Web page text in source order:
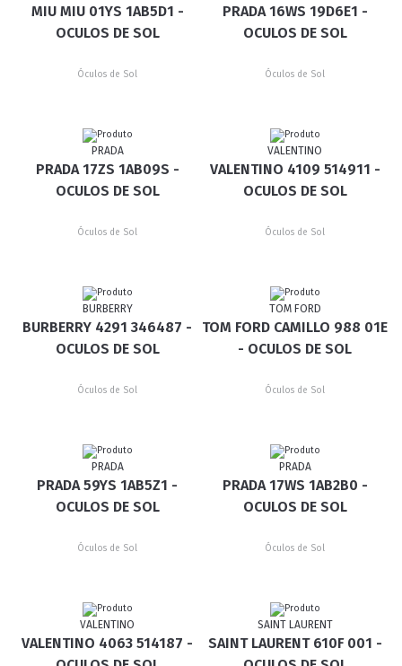
MIU MIU 01YS 1AB5D1 -
OCULOS DE SOL
Óculos de Sol
PRADA 16WS 19D6E1 -
OCULOS DE SOL
Óculos de Sol
PRADA
PRADA 17ZS 1AB09S -
OCULOS DE SOL
Óculos de Sol
VALENTINO
VALENTINO 4109 514911 -
OCULOS DE SOL
Óculos de Sol
BURBERRY
BURBERRY 4291 346487 -
OCULOS DE SOL
Óculos de Sol
TOM FORD
TOM FORD CAMILLO 988 01E
- OCULOS DE SOL
Óculos de Sol
PRADA
PRADA 59YS 1AB5Z1 -
OCULOS DE SOL
Óculos de Sol
PRADA
PRADA 17WS 1AB2B0 -
OCULOS DE SOL
Óculos de Sol
VALENTINO
VALENTINO 4063 514187 -
SAINT LAURENT
SAINT LAURENT 610F 001 -